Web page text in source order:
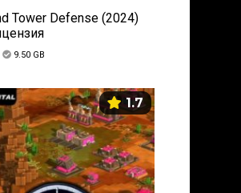
Tower Defense (2024)
9.50 GB
1.7